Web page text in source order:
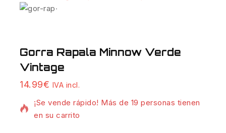
Gorra Rapala Minnow Verde
Vintage
14.99€ IVA incl.
15 productos vendidos en las últimas 13 horas
¡Se vende rápido! Más de 19 personas tienen
en su carrito